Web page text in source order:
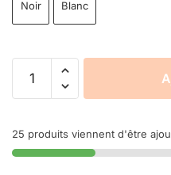
Noir Blanc
25 produits viennent d'être